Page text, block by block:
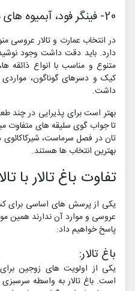
20- فینگر فود، آبمیوه های متنوع و انواع خوراکی ها
در انتخاب عمارت و تالار عروسی
دارد. باید دقت داشت وجود
متنوع و مناسب با انواع ذائقه
کیک و دسرهای گوناگون،
داشت.
بهتر است برای پذیرایی در چند
تا جواب گوی سلیقه های متفاوت
تان در فصل سرماست، شیرکاکائوی
بهترین انتخاب ها هستند.
تفاوت باغ تالار با
یکی از پرسش های اساسی برای
عروسی و موارد آن ندارند همین
پاسخ خواهیم داد:
باغ تالار:
یکی از اولویت های زوجین برای
است. باغ تالار به واسطه